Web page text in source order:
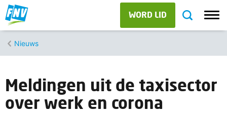
WORD LID
Nieuws
Meldingen uit de taxisector
over werk en corona